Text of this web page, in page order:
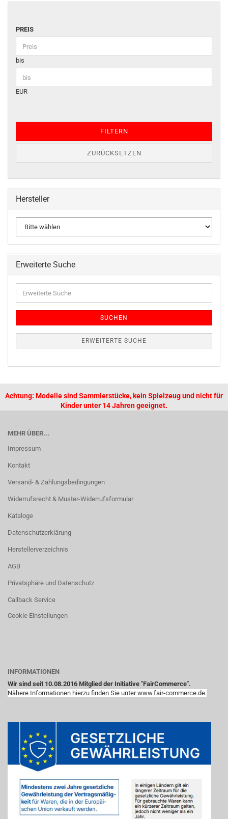
PREIS
bis
EUR
FILTERN
ZURÜCKSETZEN
Hersteller
Erweiterte Suche
SUCHEN
ERWEITERTE SUCHE
Achtung: Modelle sind Sammlerstücke, kein Spielzeug und nicht für
Kinder unter 14 Jahren geeignet.
MEHR ÜBER...
Impressum
Kontakt
Versand- & Zahlungsbedingungen
Widerrufsrecht & Muster-Widerrufsformular
Kataloge
Datenschutzerklärung
Herstellerverzeichnis
AGB
Privatsphäre und Datenschutz
Callback Service
Cookie Einstellungen
INFORMATIONEN
Wir sind seit 10.08.2016 Mitglied der Initiative "FairCommerce".
Nähere Informationen hierzu finden Sie unter www.fair-commerce.de.